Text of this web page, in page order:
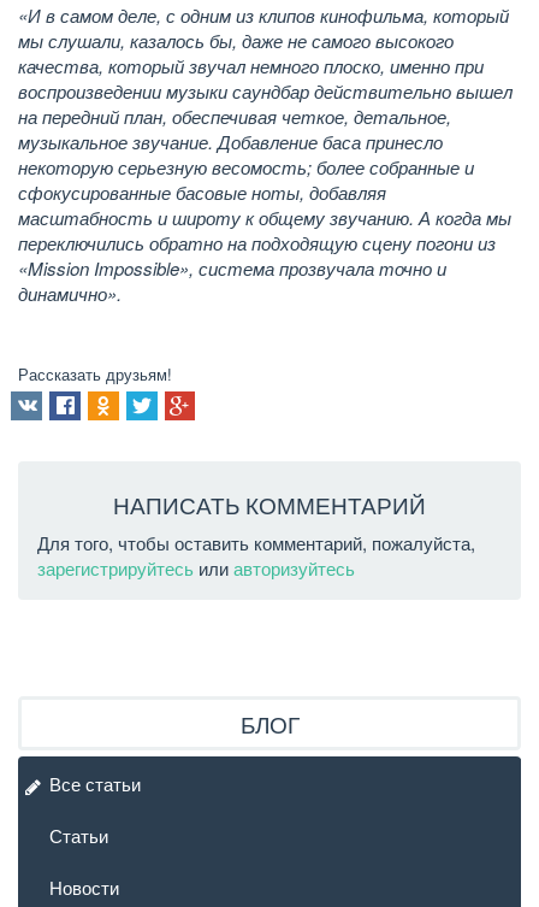
«И в самом деле, с одним из клипов кинофильма, который
мы слушали, казалось бы, даже не самого высокого
качества, который звучал немного плоско, именно при
воспроизведении музыки саундбар действительно вышел
на передний план, обеспечивая четкое, детальное,
музыкальное звучание. Добавление баса принесло
некоторую серьезную весомость; более собранные и
сфокусированные басовые ноты, добавляя
масштабность и широту к общему звучанию. А когда мы
переключились обратно на подходящую сцену погони из
«Mission Impossible», система прозвучала точно и
динамично».
Рассказать друзьям!
НАПИСАТЬ КОММЕНТАРИЙ
Для того, чтобы оставить комментарий, пожалуйста,
зарегистрируйтесь илиавторизуйтесь
БЛОГ
Все статьи
Статьи
Новости